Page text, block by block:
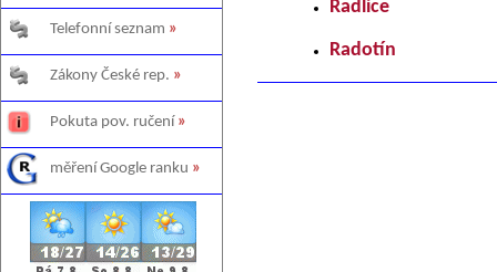
Telefonní seznam »
Zákony České rep. »
Pokuta pov. ručení »
měření Google ranku »
Radlice
Radotín